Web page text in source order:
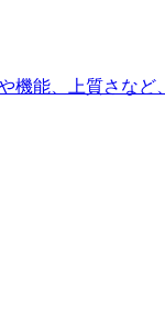
機能、上質さな